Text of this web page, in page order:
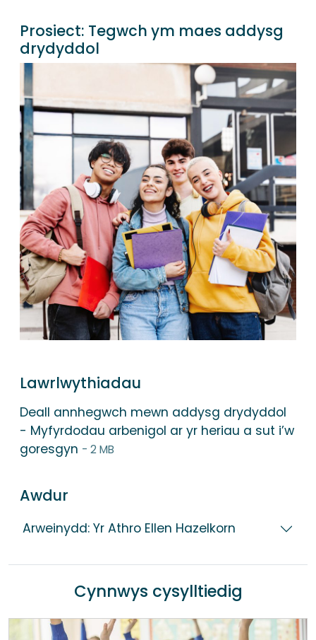
Prosiect: Tegwch ym maes addysg
drydyddol
Lawrlwythiadau
Deall annhegwch mewn addysg drydyddol
- Myfyrdodau arbenigol ar yr heriau a sut i’w
goresgyn - 2 MB
Awdur
Arweinydd: Yr Athro Ellen Hazelkorn
Cynnwys cysylltiedig